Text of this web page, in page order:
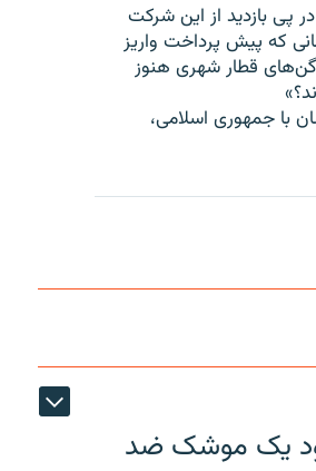
پی بازديد از این شرکت
كه پيش پرداخت واريز
قطار شهری هنوز
با جمهوری اسلامی،
خود یک موشک ضد